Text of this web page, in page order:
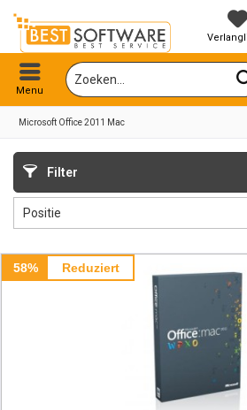
Menu
Microsoft Office 2011 Mac
Filter
58% Reduziert